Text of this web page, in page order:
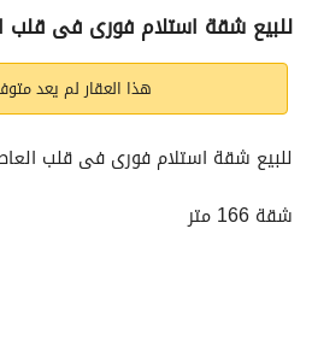
التفاصيل الاتجاهات
للبيع شقة استلام فورى فى قلب
هذا العقار لم يعد
للبيع شقة استلام فورى فى قلب
شقة 166 متر